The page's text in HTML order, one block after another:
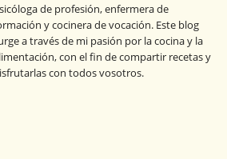
de profesión, enfermera de
y cocinera de vocación. Este blog
a través de mi pasión por la cocina y la
con el fin de compartir recetas y
con todos vosotros.